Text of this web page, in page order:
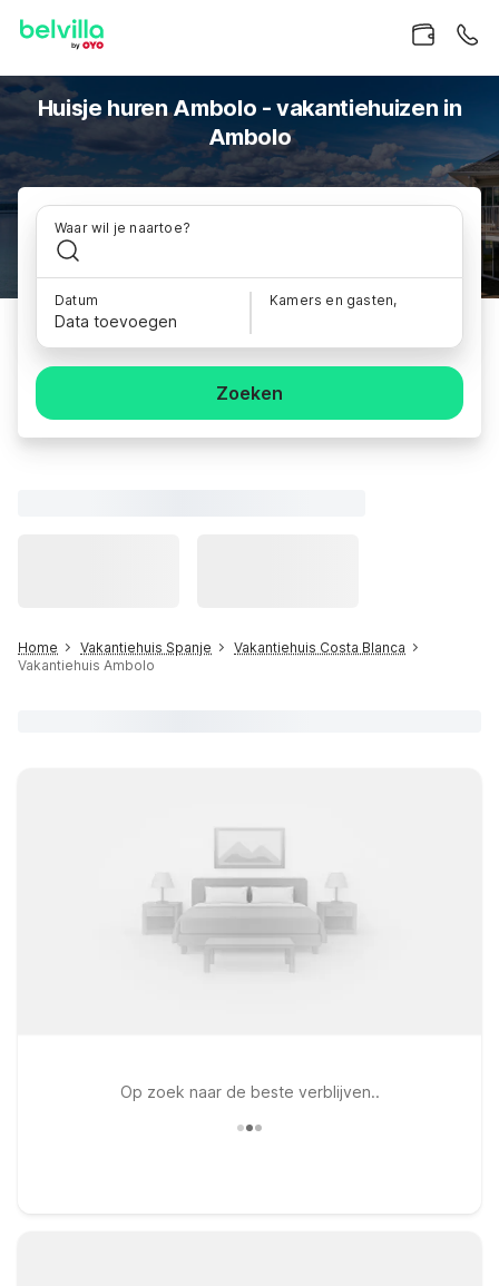
Huisje huren Ambolo - vakantiehuizen in
Ambolo
Waar wil je naartoe?
Datum
Data toevoegen
Kamers en gasten,
Zoeken
Home Vakantiehuis Spanje
Vakantiehuis Costa Blanca
Vakantiehuis Ambolo
Op zoek naar de beste verblijven..